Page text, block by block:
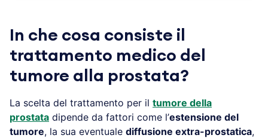
In che cosa consiste il
trattamento medico del
tumore alla prostata?
La scelta del trattamento per il tumore della
prostata dipende da fattori come l’estensione del
tumore, la sua eventuale diffusione extra-prostatica,